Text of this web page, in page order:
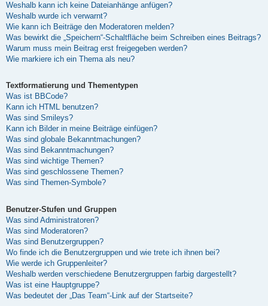
Weshalb kann ich keine Dateianhänge anfügen?
Weshalb wurde ich verwarnt?
Wie kann ich Beiträge den Moderatoren melden?
Was bewirkt die „Speichern“-Schaltfläche beim Schreiben eines Beitrags?
Warum muss mein Beitrag erst freigegeben werden?
Wie markiere ich ein Thema als neu?
Textformatierung und Thementypen
Was ist BBCode?
Kann ich HTML benutzen?
Was sind Smileys?
Kann ich Bilder in meine Beiträge einfügen?
Was sind globale Bekanntmachungen?
Was sind Bekanntmachungen?
Was sind wichtige Themen?
Was sind geschlossene Themen?
Was sind Themen-Symbole?
Benutzer-Stufen und Gruppen
Was sind Administratoren?
Was sind Moderatoren?
Was sind Benutzergruppen?
Wo finde ich die Benutzergruppen und wie trete ich ihnen bei?
Wie werde ich Gruppenleiter?
Weshalb werden verschiedene Benutzergruppen farbig dargestellt?
Was ist eine Hauptgruppe?
Was bedeutet der „Das Team“-Link auf der Startseite?